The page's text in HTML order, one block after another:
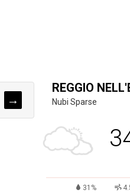
→
REGGIO
Nubi Sparse
31%